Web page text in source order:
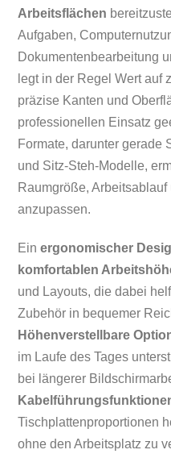
Arbeitsflächen
Aufgaben,
Dokumentenbearbeitung
legt in der Regel Wert auf
präzise Kanten und
professionellen Einsatz
Formate, darunter gerade
und Sitz-Steh-Modelle,
Raumgröße,
anzupassen.
Einergonomischer
komfortablen
und Layouts, die dabei
Zubehör in bequemer
Höhenverstellbare
im Laufe des Tages
bei längerer
Tischplattenproportionen
ohne den Arbeitsplatz zu